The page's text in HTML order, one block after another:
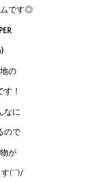
ムです◎
の
！
なに
ので
が
(^^)/